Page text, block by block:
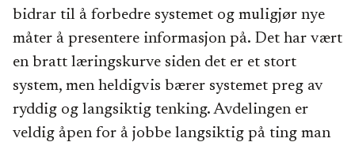
bidrar til å forbedre systemet og muligjør nye
måter å presentere informasjon på. Det har vært
en bratt læringskurve siden det er et stort
system, men heldigvis bærer systemet preg av
ryddig og langsiktig tenking. Avdelingen er
veldig åpen for å jobbe langsiktig på ting man